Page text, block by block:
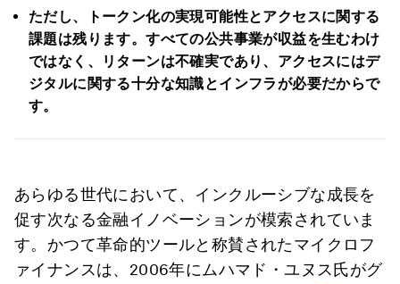
ただし、トークン化の実現可能性とアクセスに関する
課題は残ります。すべての公共事業が収益を生むわけ
ではなく、リターンは不確実であり、アクセスにはデ
ジタルに関する十分な知識とインフラが必要だからで
す。
あらゆる世代において、インクルーシブな成長を
促す次なる金融イノベーションが模索されていま
す。かつて革命的ツールと称賛されたマイクロフ
ァイナンスは、2006年にムハマド・ユヌス氏がグ